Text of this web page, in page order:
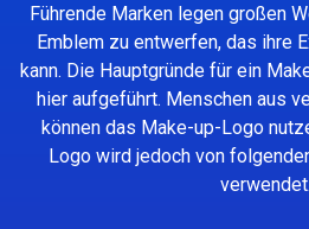
Führende Marken legen großen
Emblem zu entwerfen, das ihre
kann. Die Hauptgründe für ein
hier aufgeführt. Menschen aus
können das Make-up-Logo
Logo wird jedoch von
verwendet.